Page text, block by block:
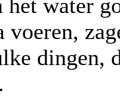
water
voeren,
dingen,